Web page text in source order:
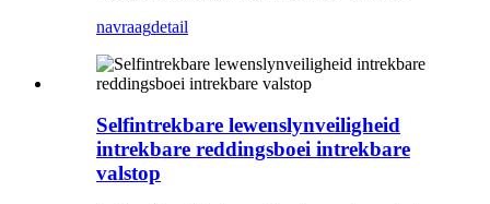
navraagdetail
Selfintrekbare lewenslynveiligheid
intrekbare reddingsboei intrekbare
valstop